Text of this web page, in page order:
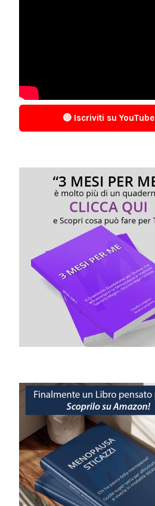
🔴 Iscriviti su YouTube